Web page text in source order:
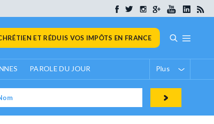
ET RÉDUIS VOS IMPÔTS EN FRANCE
PAROLE DU JOUR Plus